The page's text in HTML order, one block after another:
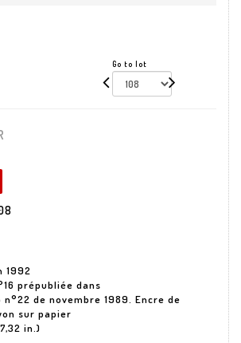
Go to lot
1992
prépubliée dans
de novembre 1989. Encre de
sur papier
in.)